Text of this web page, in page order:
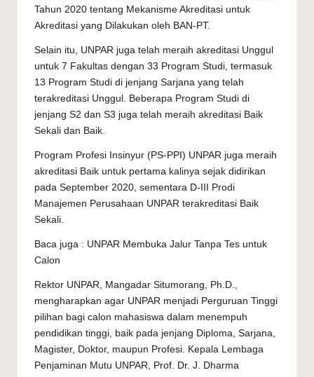
Tahun 2020 tentang Mekanisme Akreditasi untuk
Akreditasi yang Dilakukan oleh BAN-PT.
Selain itu, UNPAR juga telah meraih akreditasi Unggul
untuk 7 Fakultas dengan 33 Program Studi, termasuk
13 Program Studi di jenjang Sarjana yang telah
terakreditasi Unggul. Beberapa Program Studi di
jenjang S2 dan S3 juga telah meraih akreditasi Baik
Sekali dan Baik.
Program Profesi Insinyur (PS-PPI) UNPAR juga meraih
akreditasi Baik untuk pertama kalinya sejak didirikan
pada September 2020, sementara D-III Prodi
Manajemen Perusahaan UNPAR terakreditasi Baik
Sekali.
Baca juga : UNPAR Membuka Jalur Tanpa Tes untuk
Calon
Rektor UNPAR, Mangadar Situmorang, Ph.D.,
mengharapkan agar UNPAR menjadi Perguruan Tinggi
pilihan bagi calon mahasiswa dalam menempuh
pendidikan tinggi, baik pada jenjang Diploma, Sarjana,
Magister, Doktor, maupun Profesi. Kepala Lembaga
Penjaminan Mutu UNPAR, Prof. Dr. J. Dharma